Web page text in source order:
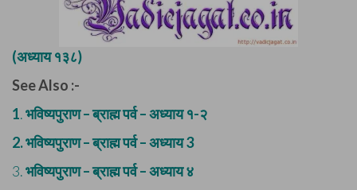
(अध्याय १३८)
See Also :-
1.भविष्यपुराण – ब्राह्म पर्व – अध्याय १-२
2.भविष्यपुराण – ब्राह्म पर्व – अध्याय 3
3.भविष्यपुराण – ब्राह्म पर्व – अध्याय ४